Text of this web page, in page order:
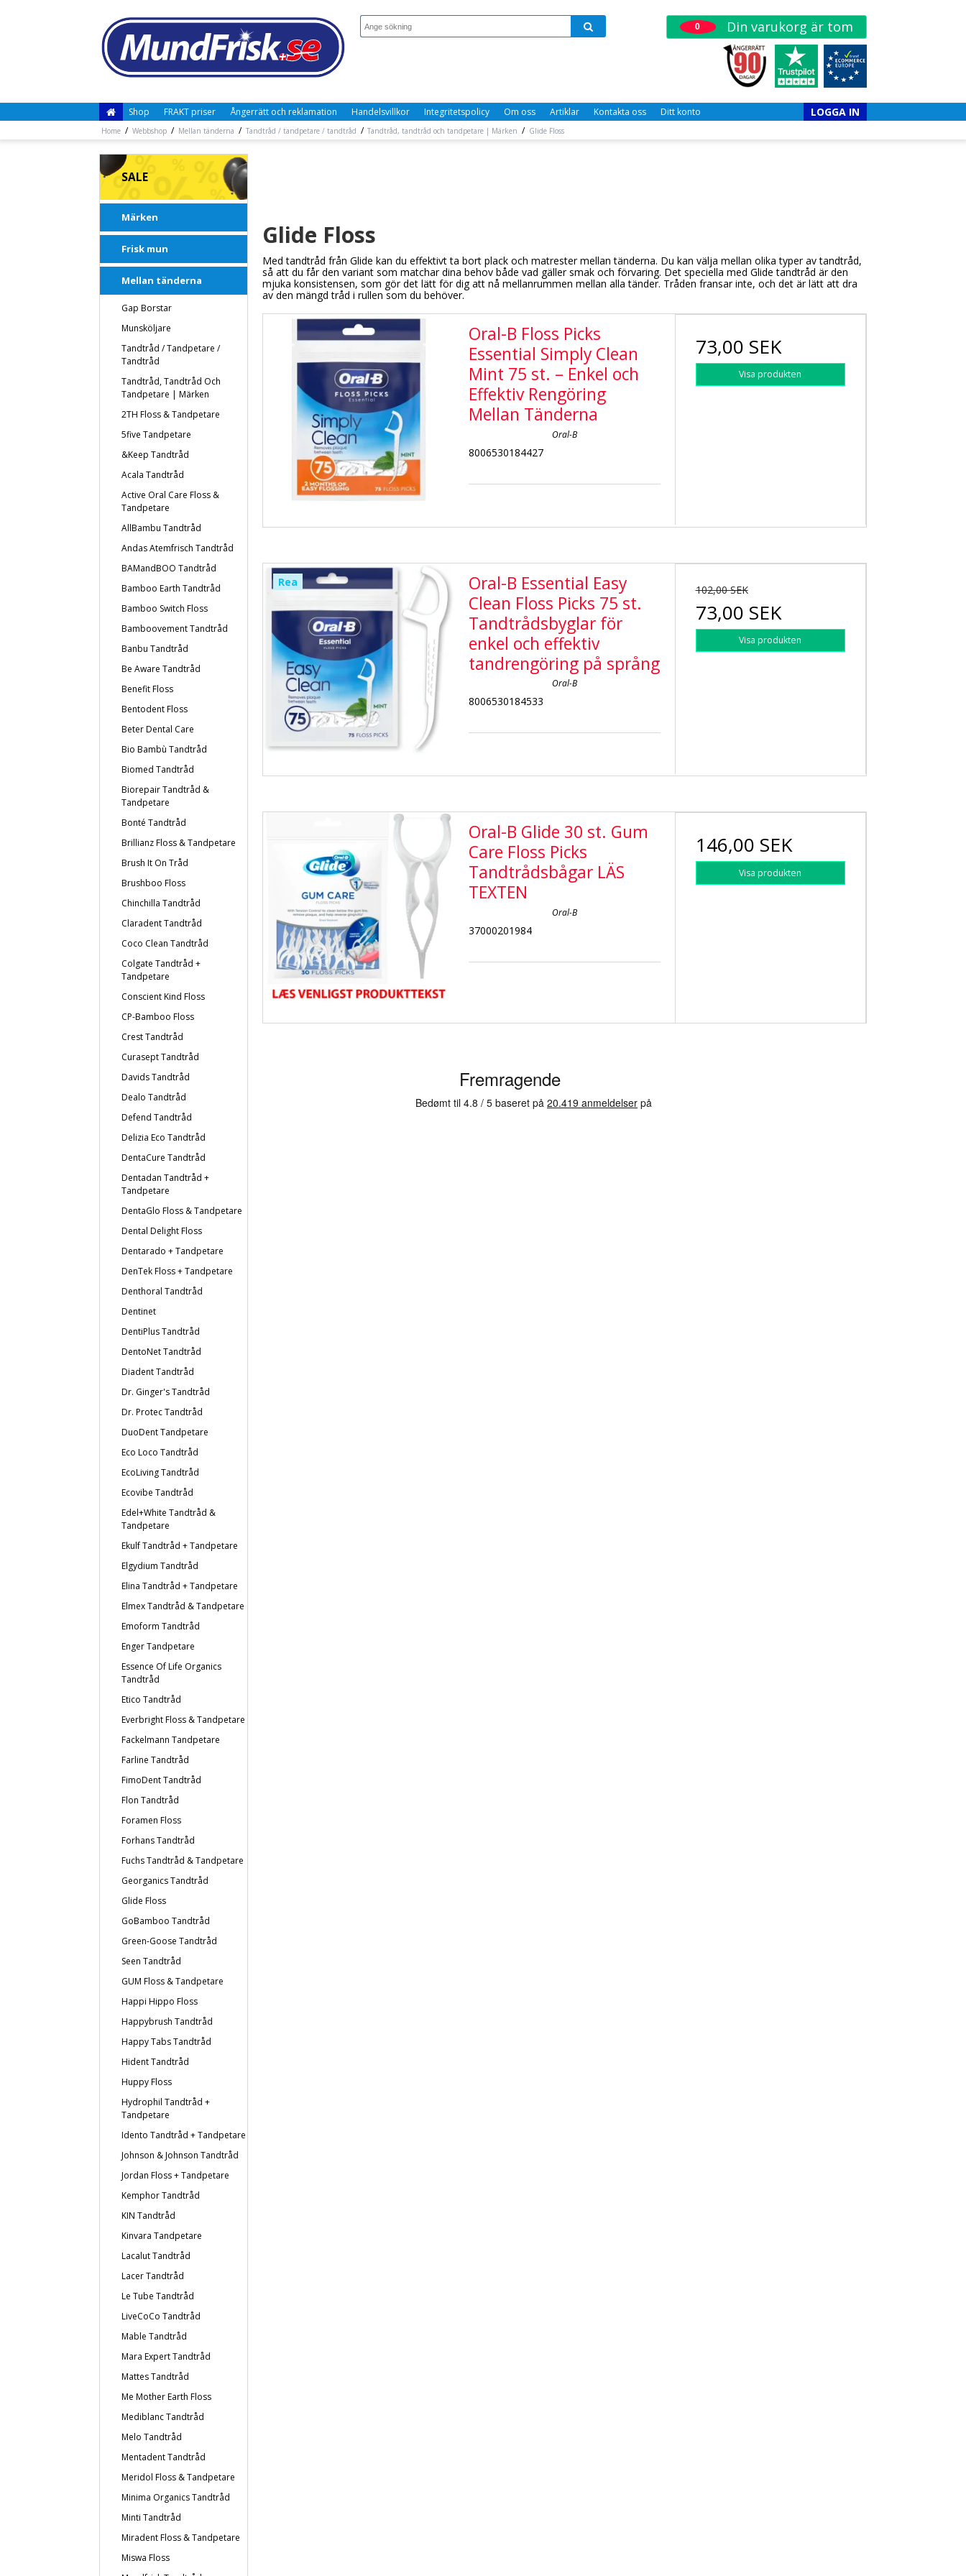
0 Din varukorg är tom
Shop FRAKT priser Ångerrätt och reklamation Handelsvillkor Integritetspolicy Om oss Artiklar Kontakta oss Ditt konto LOGGA IN
Home / Webbshop / Mellan tänderna / Tandtråd / tandpetare / tandtråd / Tandtråd, tandtråd och tandpetare | Märken / Glide Floss
SALE
Märken
Frisk mun
Mellan tänderna
Gap Borstar
Munsköljare
Tandtråd / Tandpetare /
Tandtråd
Tandtråd, Tandtråd Och
Tandpetare | Märken
2TH Floss & Tandpetare
5five Tandpetare
&Keep Tandtråd
Acala Tandtråd
Active Oral Care Floss &
Tandpetare
AllBambu Tandtråd
Andas Atemfrisch Tandtråd
BAMandBOO Tandtråd
Bamboo Earth Tandtråd
Bamboo Switch Floss
Bamboovement Tandtråd
Banbu Tandtråd
Be Aware Tandtråd
Benefit Floss
Bentodent Floss
Beter Dental Care
Bio Bambù Tandtråd
Biomed Tandtråd
Biorepair Tandtråd &
Tandpetare
Bonté Tandtråd
Brillianz Floss & Tandpetare
Brush It On Tråd
Brushboo Floss
Chinchilla Tandtråd
Claradent Tandtråd
Coco Clean Tandtråd
Colgate Tandtråd +
Tandpetare
Conscient Kind Floss
CP-Bamboo Floss
Crest Tandtråd
Curasept Tandtråd
Davids Tandtråd
Dealo Tandtråd
Defend Tandtråd
Delizia Eco Tandtråd
DentaCure Tandtråd
Dentadan Tandtråd +
Tandpetare
DentaGlo Floss & Tandpetare
Dental Delight Floss
Dentarado + Tandpetare
DenTek Floss + Tandpetare
Denthoral Tandtråd
Dentinet
DentiPlus Tandtråd
DentoNet Tandtråd
Diadent Tandtråd
Dr. Ginger's Tandtråd
Dr. Protec Tandtråd
DuoDent Tandpetare
Eco Loco Tandtråd
EcoLiving Tandtråd
Ecovibe Tandtråd
Edel+White Tandtråd &
Tandpetare
Ekulf Tandtråd + Tandpetare
Elgydium Tandtråd
Elina Tandtråd + Tandpetare
Elmex Tandtråd & Tandpetare
Emoform Tandtråd
Enger Tandpetare
Essence Of Life Organics
Tandtråd
Etico Tandtråd
Everbright Floss & Tandpetare
Fackelmann Tandpetare
Farline Tandtråd
FimoDent Tandtråd
Flon Tandtråd
Foramen Floss
Forhans Tandtråd
Fuchs Tandtråd & Tandpetare
Georganics Tandtråd
Glide Floss
GoBamboo Tandtråd
Green-Goose Tandtråd
Seen Tandtråd
GUM Floss & Tandpetare
Happi Hippo Floss
Happybrush Tandtråd
Happy Tabs Tandtråd
Hident Tandtråd
Huppy Floss
Hydrophil Tandtråd +
Tandpetare
Idento Tandtråd + Tandpetare
Johnson & Johnson Tandtråd
Jordan Floss + Tandpetare
Kemphor Tandtråd
KIN Tandtråd
Kinvara Tandpetare
Lacalut Tandtråd
Lacer Tandtråd
Le Tube Tandtråd
LiveCoCo Tandtråd
Mable Tandtråd
Mara Expert Tandtråd
Mattes Tandtråd
Me Mother Earth Floss
Mediblanc Tandtråd
Melo Tandtråd
Mentadent Tandtråd
Meridol Floss & Tandpetare
Minima Organics Tandtråd
Minti Tandtråd
Miradent Floss & Tandpetare
Miswa Floss
Glide Floss
Med tandtråd från Glide kan du effektivt ta bort plack och matrester mellan tänderna. Du kan välja mellan olika typer av tandtråd,
så att du får den variant som matchar dina behov både vad gäller smak och förvaring. Det speciella med Glide tandtråd är den
mjuka konsistensen, som gör det lätt för dig att nå mellanrummen mellan alla tänder. Tråden fransar inte, och det är lätt att dra
av den mängd tråd i rullen som du behöver.
Oral-B Floss Picks
Essential Simply Clean
Mint 75 st. – Enkel och
Effektiv Rengöring
Mellan Tänderna
Oral-B
8006530184427
73,00 SEK
Visa produkten
Rea
Oral-B Essential Easy
Clean Floss Picks 75 st.
Tandtrådsbyglar för
enkel och effektiv
tandrengöring på språng
Oral-B
8006530184533
102,00 SEK
73,00 SEK
Visa produkten
Oral-B Glide 30 st. Gum
Care Floss Picks
Tandtrådsbågar LÄS
TEXTEN
Oral-B
37000201984
146,00 SEK
Visa produkten